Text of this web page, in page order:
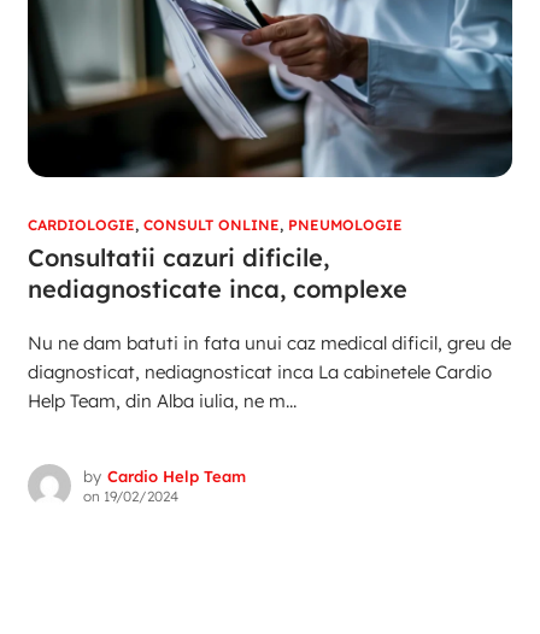
CARDIOLOGIE, CONSULT ONLINE, PNEUMOLOGIE
Consultatii cazuri dificile,
nediagnosticate inca, complexe
Nu ne dam batuti in fata unui caz medical dificil, greu de
diagnosticat, nediagnosticat inca La cabinetele Cardio
Help Team, din Alba iulia, ne m...
by Cardio Help Team
on 19/02/2024